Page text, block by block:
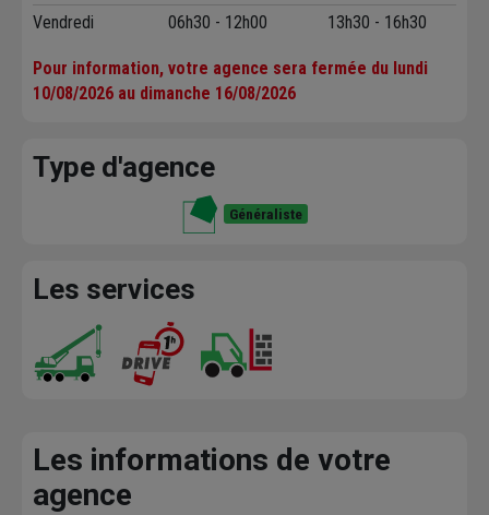
Vendredi
06h30 - 12h00 13h30 - 16h30
Pour information, votre agence sera fermée du lundi
10/08/2026 au dimanche 16/08/2026
Type d'agence
Généraliste
Les services
Les informations de votre
agence